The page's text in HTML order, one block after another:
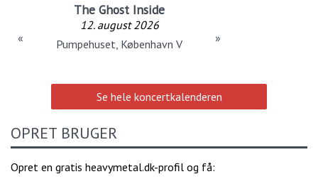
The Ghost Inside
12. august 2026
Pumpehuset, København V
« »
Se hele koncertkalenderen
OPRET BRUGER
Opret en gratis heavymetal.dk-profil og få: